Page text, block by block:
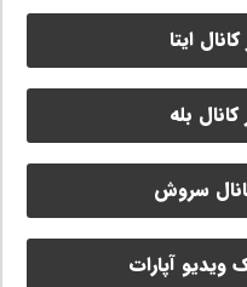
ایتا
بله
سروش
ویدیو آپارات